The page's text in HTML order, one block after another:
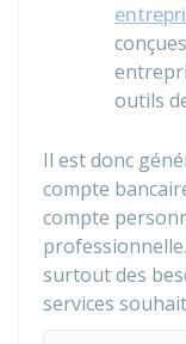
outils
Il est donc
compte
compte
surtout des
services